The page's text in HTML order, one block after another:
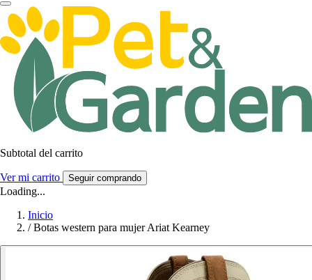
Subtotal del carrito
Ver mi carrito Seguir comprando
Loading...
Inicio
/ Botas western para mujer Ariat Kearney